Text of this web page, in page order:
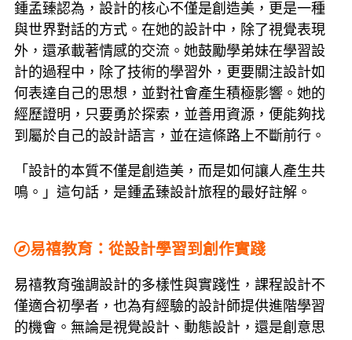
鍾孟臻認為，設計的核心不僅是創造美，更是一種
與世界對話的方式。在她的設計中，除了視覺表現
外，還承載著情感的交流。她鼓勵學弟妹在學習設
計的過程中，除了技術的學習外，更要關注設計如
何表達自己的思想，並對社會產生積極影響。她的
經歷證明，只要勇於探索，並善用資源，便能夠找
到屬於自己的設計語言，並在這條路上不斷前行。
「設計的本質不僅是創造美，而是如何讓人產生共
鳴。」這句話，是鍾孟臻設計旅程的最好註解。
易禧教育：從設計學習到創作實踐
易禧教育強調設計的多樣性與實踐性，課程設計不
僅適合初學者，也為有經驗的設計師提供進階學習
的機會。無論是視覺設計、動態設計，還是創意思